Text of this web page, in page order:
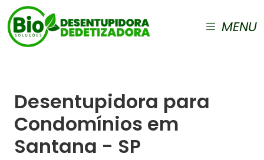
MENU
Desentupidora para
Condomínios em
Santana - SP